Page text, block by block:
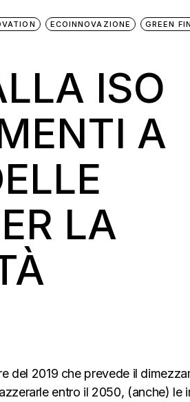
ECOINNOVAZIONE GREEN
ISO
A
LA
del 2019 che prevede il
entro il 2050, (anche) le